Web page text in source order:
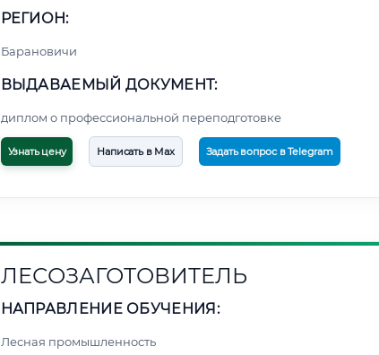
РЕГИОН:
Барановичи
ВЫДАВАЕМЫЙ ДОКУМЕНТ:
диплом о профессиональной переподготовке
Узнать цену Написать в Max Задать вопрос в Telegram
ЛЕСОЗАГОТОВИТЕЛЬ
НАПРАВЛЕНИЕ ОБУЧЕНИЯ:
Лесная промышленность